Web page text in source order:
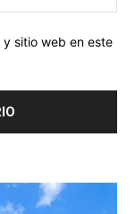
sitio web en este